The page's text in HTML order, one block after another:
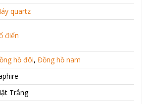
quartz
điển
hồ đôi, Đồng hồ nam
Trắng